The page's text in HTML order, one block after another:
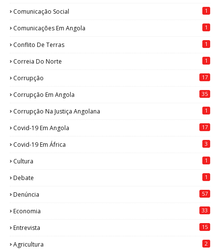
Comunicação Social 1
Comunicações Em Angola 1
Conflito De Terras 1
Correia Do Norte 1
Corrupção 17
Corrupção Em Angola 35
Corrupção Na Justiça Angolana 1
Covid-19 Em Angola 17
Covid-19 Em África 3
Cultura 1
Debate 1
Denúncia 57
Economia 33
Entrevista 15
Agricultura 2